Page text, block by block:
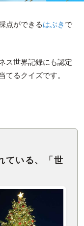
点ができるはぶき で
ス世界記録にも認定
てるクイズです。
ている、「世